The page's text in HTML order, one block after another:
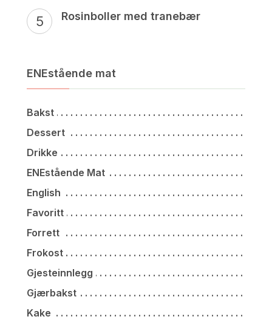
Rosinboller med tranebær
ENEstående mat
Bakst
Dessert
Drikke
ENEstående Mat
English
Favoritt
Forrett
Frokost
Gjesteinnlegg
Gjærbakst
Kake